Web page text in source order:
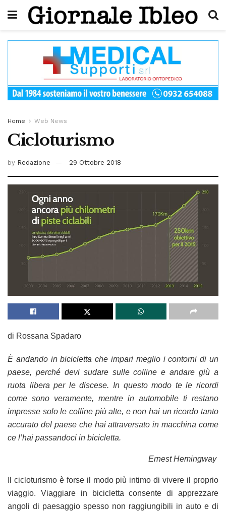
Home Web News
Cicloturismo
by Redazione 29 Ottobre 2018
di Rossana Spadaro
È andando in bicicletta che impari meglio i contorni di un
paese, perché devi sudare sulle colline e andare giù a
ruota libera per le discese. In questo modo tele ricordi
come sono veramente, mentre in automobile ti restano
impresse solole colline più alte, e non hai un ricordotanto
accurato del paese che hai attraversatoin macchina come
ce l’hai passandoci in bicicletta.
Ernest Hemingway
Il cicloturismo è forse il modo più intimo di vivere il proprio
viaggio. Viaggiare in bicicletta consente di apprezzare
angoli di paesaggio spesso non raggiungibili in auto e di